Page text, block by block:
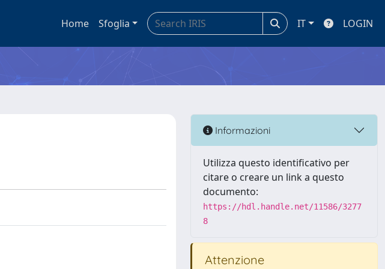
Home Sfoglia IT LOGIN
Informazioni
Utilizza questo identificativo per
citare o creare un link a questo
documento:
https://hdl.handle.net/11586/3277
8
Attenzione